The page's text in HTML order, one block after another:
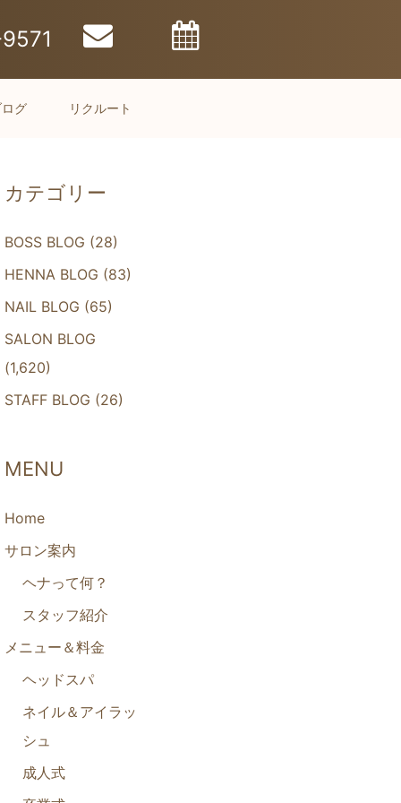
グ リクルート
カテゴリー
BOSS BLOG (28)
HENNA BLOG (83)
NAIL BLOG (65)
SALON BLOG
(1,620)
STAFF BLOG (26)
MENU
Home
サロン案内
ヘナって何？
スタッフ紹介
メニュー＆料金
ヘッドスパ
ネイル＆アイラッ
シュ
成人式